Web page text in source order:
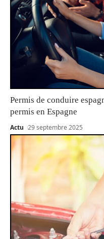
Permis de conduire
permis en Espagne
Actu 29 septembre 2025